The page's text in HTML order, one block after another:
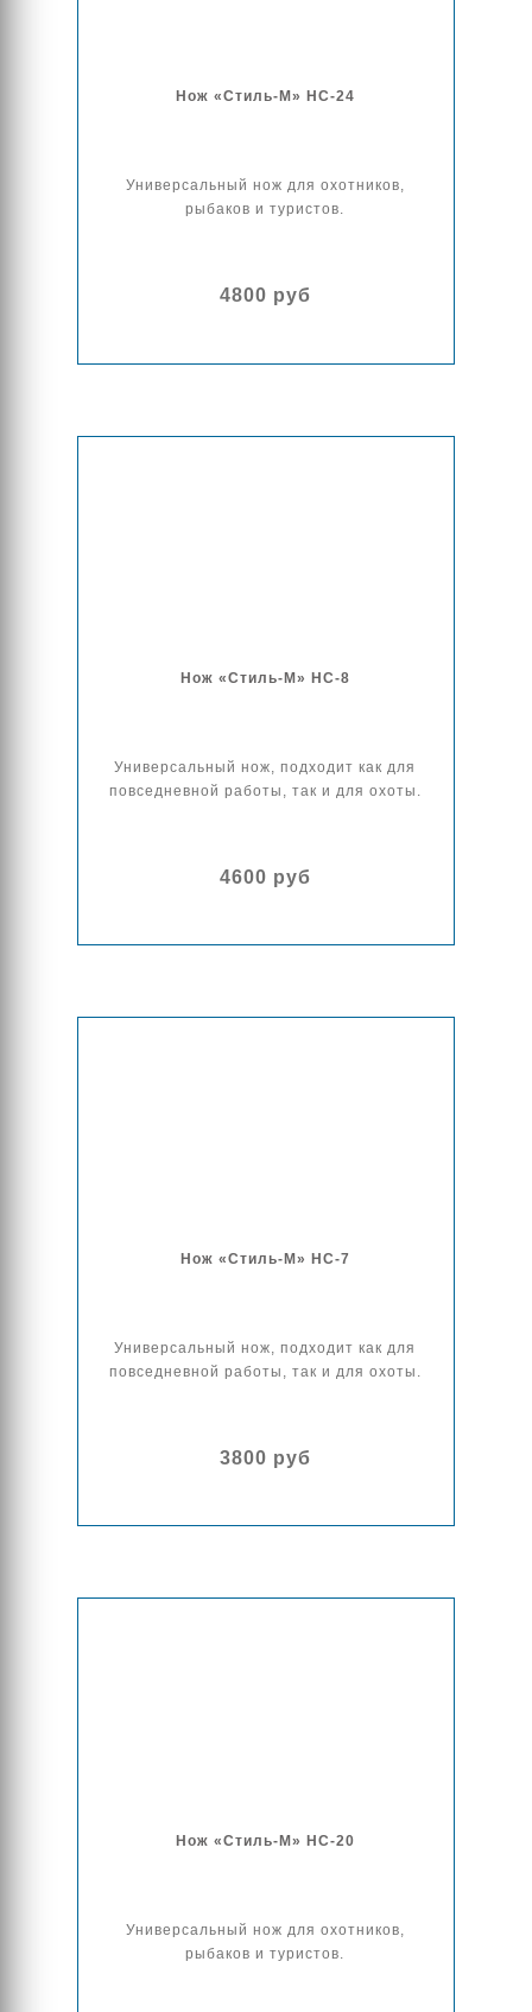
Нож «Стиль-М» НС-24
Универсальный нож для охотников,
рыбаков и туристов.
4800 руб
Нож «Стиль-М» НС-8
Универсальный нож, подходит как для
повседневной работы, так и для охоты.
4600 руб
Нож «Стиль-М» НС-7
Универсальный нож, подходит как для
повседневной работы, так и для охоты.
3800 руб
Нож «Стиль-М» НС-20
Универсальный нож для охотников,
рыбаков и туристов.